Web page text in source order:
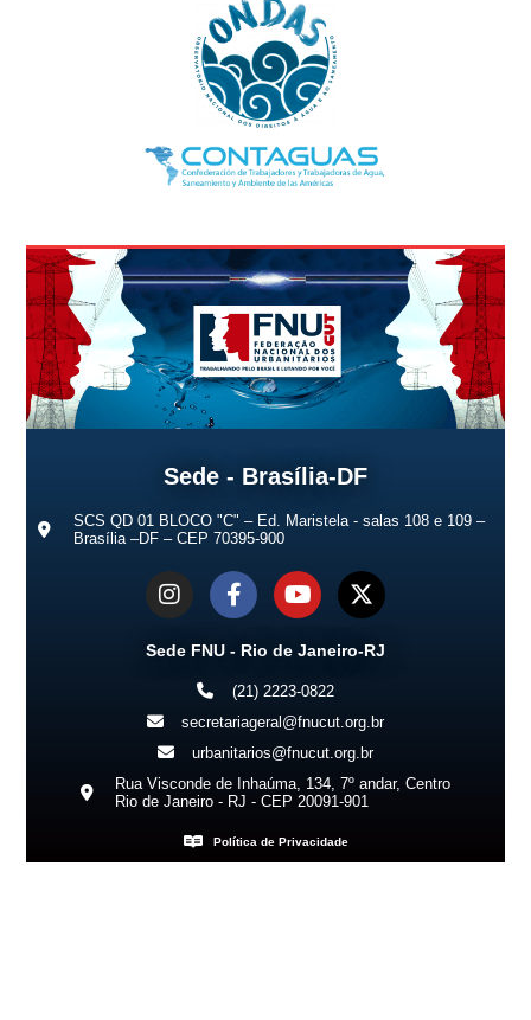
Sede - Brasília-DF
SCS QD 01 BLOCO "C" – Ed. Maristela - salas 108 e 109 –
Brasília –DF – CEP 70395-900
Sede FNU - Rio de Janeiro-RJ
(21) 2223-0822
secretariageral@fnucut.org.br
urbanitarios@fnucut.org.br
Rua Visconde de Inhaúma, 134, 7º andar, Centro
Rio de Janeiro - RJ - CEP 20091-901
Política de Privacidade